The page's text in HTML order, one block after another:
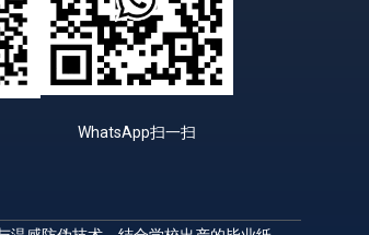
WhatsApp扫一扫